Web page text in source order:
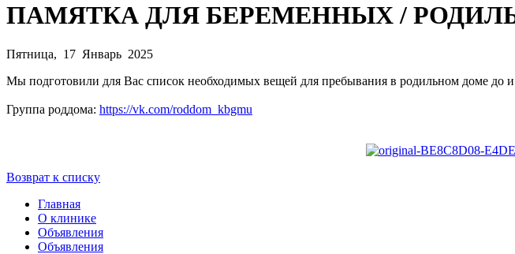
ПАМЯТКА ДЛЯ БЕРЕМЕННЫХ /
Пятница, 17 Январь 2025
Мы подготовили для Вас список необходимых вещей для пребывания в родильном доме до и
Группа роддома: https://vk.com/roddom_kbgmu
Возврат к списку
Главная
О клинике
Объявления
Объявления